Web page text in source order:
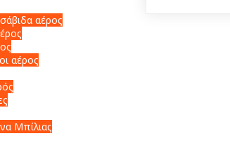
αέρος
αέρος
Μπίλιας